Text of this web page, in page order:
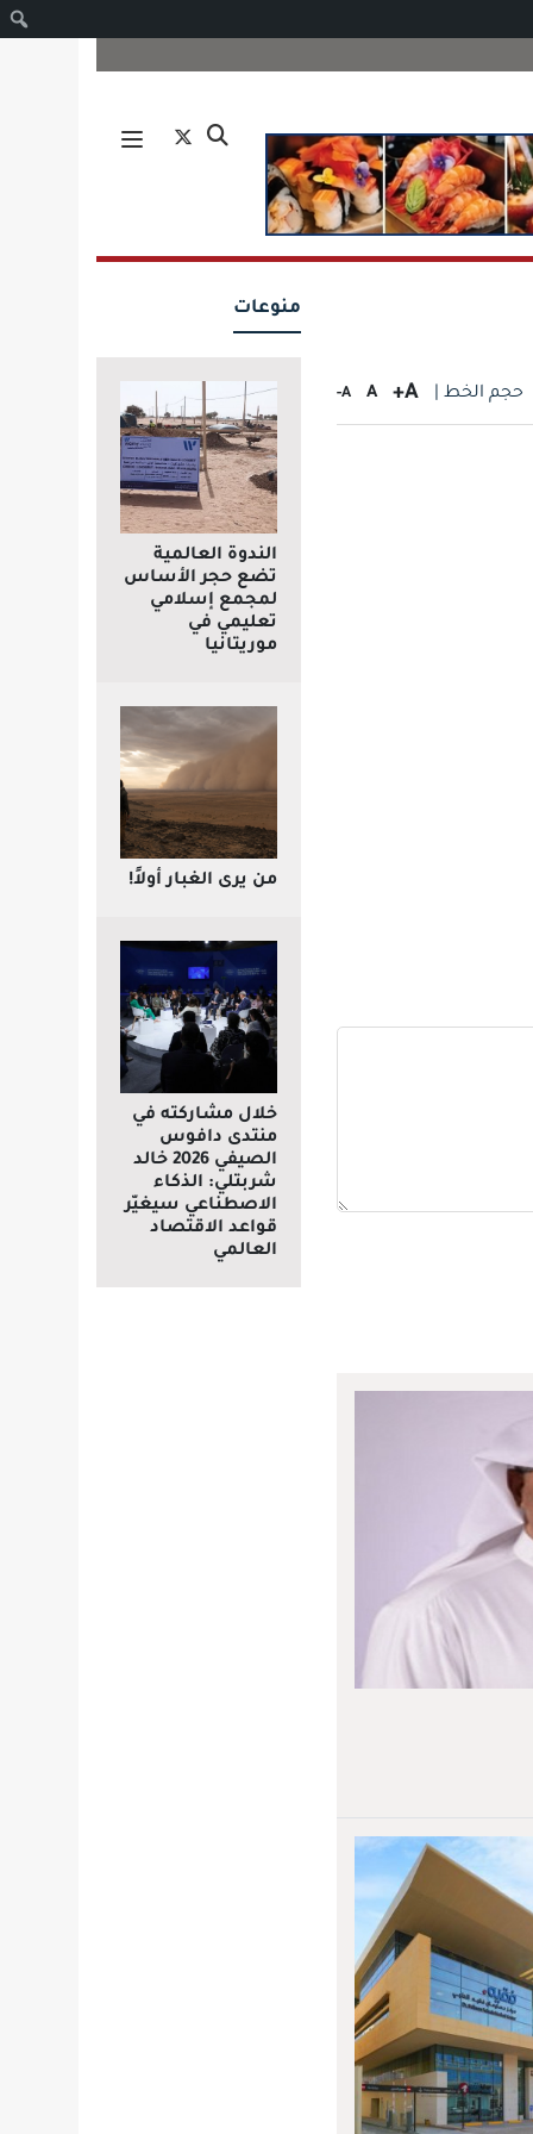
حجم الخط | A+
A
A-
منوعات
الندوة العالمية
تضع حجر الأساس
لمجمع إسلامي
تعليمي في
موريتانيا
من يرى الغبار أولاً!
خلال مشاركته في
منتدى دافوس
الصيفي 2026 خالد
شربتلي: الذكاء
الاصطناعي سيغيّر
قواعد الاقتصاد
العالمي